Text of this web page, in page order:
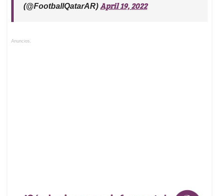
(@FootballQatarAR) April 19, 2022
Anuncios.